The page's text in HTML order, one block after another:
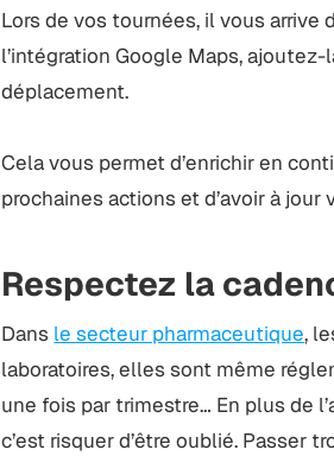
Lors de vos tournées, il vous arrive
l’intégration Google Maps,
déplacement.
Cela vous permet d’enrichir en
prochaines actions et d’avoir à jour
Respectez la
Dans le secteur pharmaceutique,
laboratoires, elles sont même
une fois par trimestre… En plus de
c’est risquer d’être oublié. Passer